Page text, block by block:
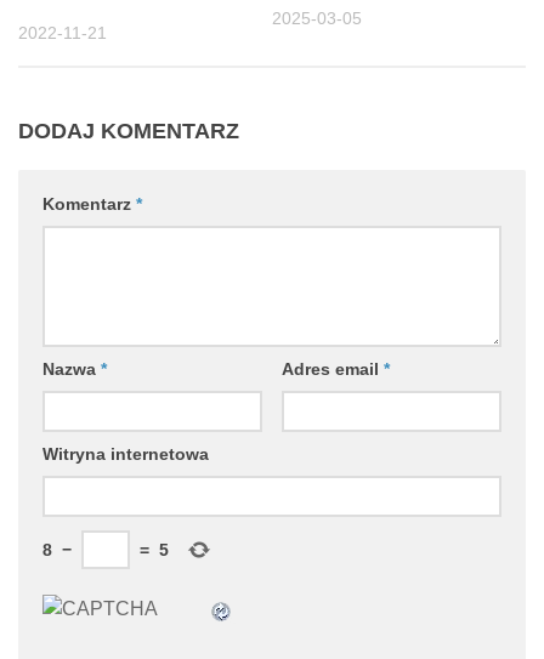
2022-11-21
2025-03-05
DODAJ KOMENTARZ
Komentarz *
Nazwa * Adres email *
Witryna internetowa
8 − = 5